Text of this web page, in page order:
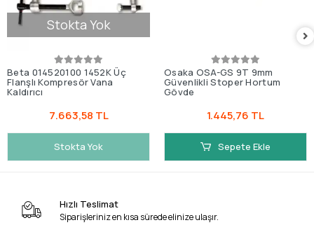
Stokta Yok
Beta 014520100 1452K Üç
Flanşlı Kompresör Vana
Kaldırıcı
7.663,58 TL
Stokta Yok
Osaka OSA-GS 9T 9mm
Güvenlikli Stoper Hortum
Gövde
1.445,76 TL
Sepete Ekle
Hızlı Teslimat
Siparişleriniz en kısa sürede elinize ulaşır.